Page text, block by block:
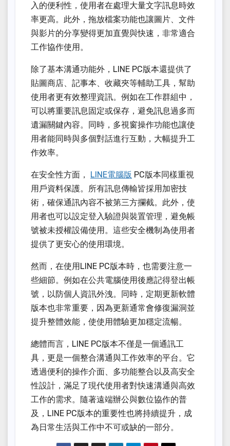
入的便利性，使用者在處理大量文字訊息時效
率更高。此外，拖放檔案功能也讓圖片、文件
與影片的分享變得更加直覺與快速，非常適合
工作協作使用。
除了基本溝通功能外，LINE PC版本還提供了
貼圖商店、記事本、收藏夾等輔助工具，幫助
使用者更有效整理資訊。例如在工作群組中，
可以將重要訊息固定或保存，避免訊息過多而
遺漏關鍵內容。同時，多視窗操作功能也讓使
用者能同時與多個對話進行互動，大幅提升工
作效率。
在安全性方面， LINE電腦版 PC版本同樣重視
用戶資料保護。所有訊息傳輸皆採用加密技
術，確保通訊內容不被第三方攔截。此外，使
用者也可以設定登入驗證與裝置管理，避免帳
號被未授權設備使用。這些安全機制為使用者
提供了更安心的使用環境。
然而，在使用LINE PC版本時，也需要注意一
些細節。例如在公共電腦使用後應記得登出帳
號，以防個人資訊外洩。同時，定期更新軟體
版本也非常重要，因為更新通常會修復漏洞並
提升整體效能，使使用體驗更加穩定流暢。
總體而言，LINE PC版本不僅是一個通訊工
具，更是一個整合溝通與工作效率的平台。它
透過便利的操作介面、多功能整合以及高安全
性設計，滿足了現代使用者對快速溝通與高效
工作的需求。隨著遠端辦公與數位協作的普
及，LINE PC版本的重要性也將持續提升，成
為日常生活與工作中不可或缺的一部分。